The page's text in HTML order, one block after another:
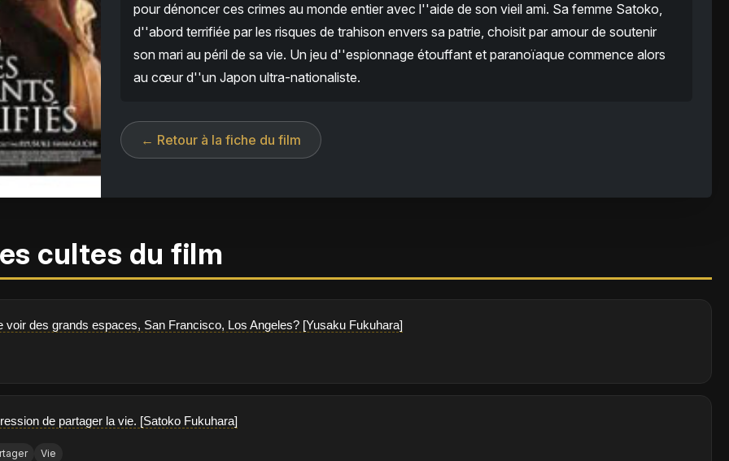
pour dénoncer ces crimes au monde entier avec l''aide de son vieil ami. Sa femme Satoko,
d''abord terrifiée par les risques de trahison envers sa patrie, choisit par amour de soutenir
son mari au péril de sa vie. Un jeu d''espionnage étouffant et paranoïaque commence alors
au cœur d''un Japon ultra-nationaliste.
← Retour à la fiche du film
cultes du film
voir des grands espaces, San Francisco, Los Angeles? [Yusaku Fukuhara]
de partager la vie. [Satoko Fukuhara]
Vie